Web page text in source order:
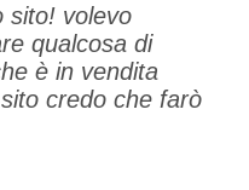
sito! volevo
qualcosa di
è in vendita
credo che farò